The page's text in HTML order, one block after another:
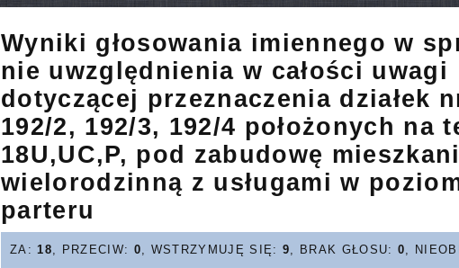
Wyniki głosowania imiennego w
nie uwzględnienia w całości uwagi
dotyczącej przeznaczenia działek
192/2, 192/3, 192/4 położonych na
18U,UC,P, pod zabudowę
wielorodzinną z usługami w
parteru
ZA: 18 , PRZECIW: 0 , WSTRZYMUJĘ SIĘ:9 , BRAK GŁOSU:0 ,